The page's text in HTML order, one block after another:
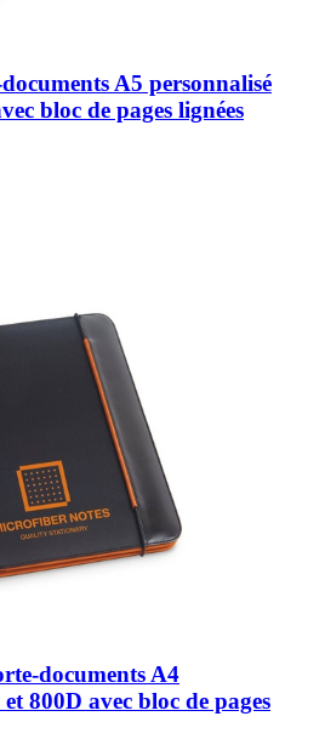
A5 personnalisé
bloc de pages lignées
documents A4
800D avec bloc de pages